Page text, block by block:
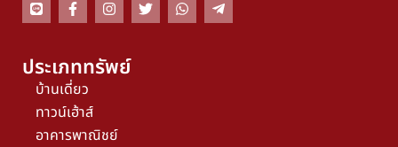
ประเภททรัพย์
บ้านเดี่ยว
ทาวน์เฮ้าส์
อาคารพาณิชย์